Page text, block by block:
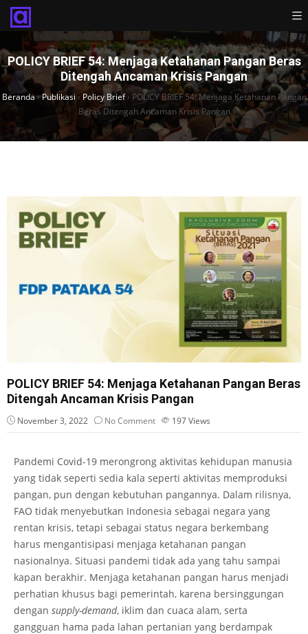
POLICY BRIEF 54: Menjaga Ketahanan Pangan Beras
Ditengah Ancaman Krisis Pangan
Beranda›Publikasi ›Policy Brief› POLICY BRIEF 54: Menjaga Ketahanan Pangan
Beras Ditengah Ancaman Krisis Pangan
POLICY BRIEF 54: Menjaga Ketahanan Pangan Beras
Ditengah Ancaman Krisis Pangan
November 3, 2022 No Comment 197Views
Pandemi Covid-19 merongrong aktivitas kehidupan manusia
yang tidak seperti sedia kala seperti aktivitas memproduksi
pangan, pun dengan kebutuhan pangannya. Dalam rilisnya,
FAO tidak menyebutkan Indonesia sebagai negara yang
rentan krisis, tetapi sebagai status negara berkembang
harus mengantisipasi menjaga ketahanan pangan
nasionalnya. Situasi pandemi tidak ada yang tahu sampai
kapan berakhir. Menjaga ketahanan pangan harus menjadi
perhatian khusus bagi pemerintah, karena bersinggungan
dengan supply-demand, iklim dan cuaca alam, serta
gangguan hama pada lahan pertanian yang berdampak